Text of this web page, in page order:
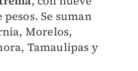
Se suman
Morelos,
Tamaulipas y